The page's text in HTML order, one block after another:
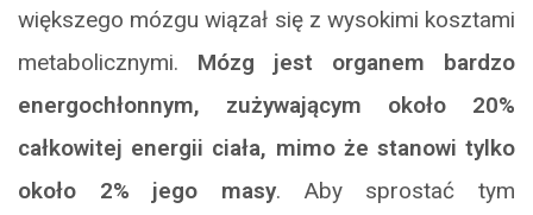
większego mózgu wiązał się z wysokimi kosztami
metabolicznymi. Mózg jest organem bardzo
energochłonnym, zużywającym około 20%
całkowitej energii ciała, mimo że stanowi tylko
około 2% jego masy. Aby sprostać tym